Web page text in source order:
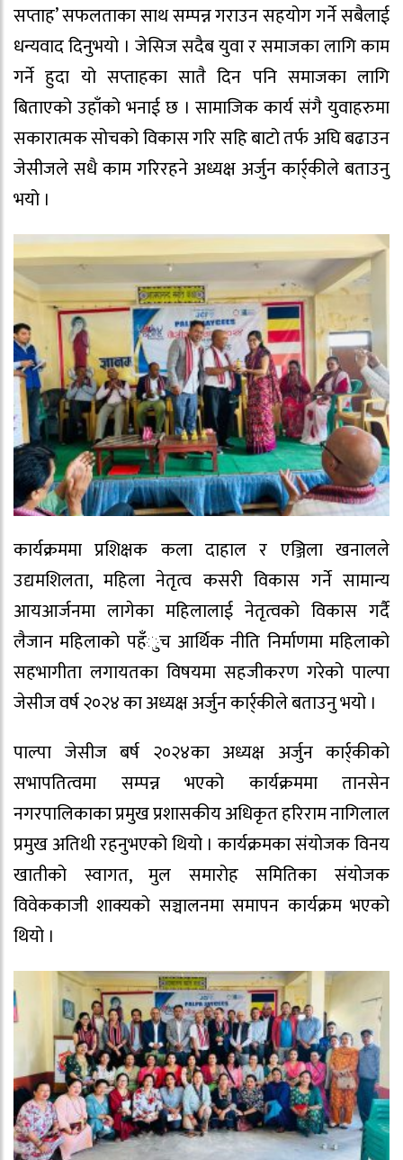
सप्ताह’ सफलताका साथ सम्पन्न गराउन सहयोग गर्ने सबैलाई
धन्यवाद दिनुभयो । जेसिज सदैब युवा र समाजका लागि काम
गर्ने हुदा यो सप्ताहका सातै दिन पनि समाजका लागि
बिताएको उहाँको भनाई छ । सामाजिक कार्य संगै युवाहरुमा
सकारात्मक सोचको विकास गरि सहि बाटो तर्फ अघि बढाउन
जेसीजले सधै काम गरिरहने अध्यक्ष अर्जुन कार्र्कीले बताउनु
भयो ।
कार्यक्रममा प्रशिक्षक कला दाहाल र एञ्जिला खनालले
उद्यमशिलता, महिला नेतृत्व कसरी विकास गर्ने सामान्य
आयआर्जनमा लागेका महिलालाई नेतृत्वको विकास गर्दै
लैजान महिलाको पहँुच आर्थिक नीति निर्माणमा महिलाको
सहभागीता लगायतका विषयमा सहजीकरण गरेको पाल्पा
जेसीज वर्ष २०२४ का अध्यक्ष अर्जुन कार्र्कीले बताउनु भयो ।
पाल्पा जेसीज बर्ष २०२४का अध्यक्ष अर्जुन कार्र्कीको
सभापतित्वमा सम्पन्न भएको कार्यक्रममा तानसेन
नगरपालिकाका प्रमुख प्रशासकीय अधिकृत हरिराम नागिलाल
प्रमुख अतिथी रहनुभएको थियो । कार्यक्रमका संयोजक विनय
खातीको स्वागत, मुल समारोह समितिका संयोजक
विवेककाजी शाक्यको सञ्चालनमा समापन कार्यक्रम भएको
थियो ।